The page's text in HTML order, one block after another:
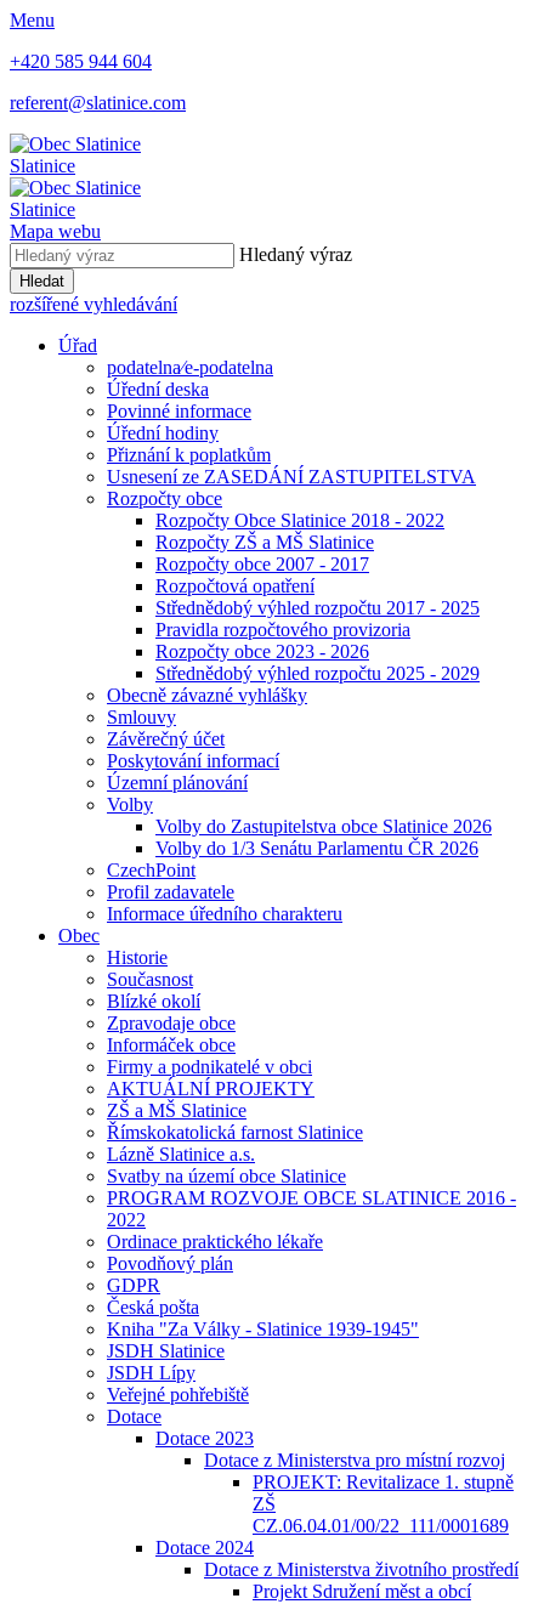
Menu
+420 585 944 604
referent@slatinice.com
Slatinice
Slatinice
Mapa webu
Hledaný výraz
Hledat
rozšířené vyhledávání
Úřad
podatelna⁄e-podatelna
Úřední deska
Povinné informace
Úřední hodiny
Přiznání k poplatkům
Usnesení ze ZASEDÁNÍ ZASTUPITELSTVA
Rozpočty obce
Rozpočty Obce Slatinice 2018 - 2022
Rozpočty ZŠ a MŠ Slatinice
Rozpočty obce 2007 - 2017
Rozpočtová opatření
Střednědobý výhled rozpočtu 2017 - 2025
Pravidla rozpočtového provizoria
Rozpočty obce 2023 - 2026
Střednědobý výhled rozpočtu 2025 - 2029
Obecně závazné vyhlášky
Smlouvy
Závěrečný účet
Poskytování informací
Územní plánování
Volby
Volby do Zastupitelstva obce Slatinice 2026
Volby do 1/3 Senátu Parlamentu ČR 2026
CzechPoint
Profil zadavatele
Informace úředního charakteru
Obec
Historie
Současnost
Blízké okolí
Zpravodaje obce
Informáček obce
Firmy a podnikatelé v obci
AKTUÁLNÍ PROJEKTY
ZŠ a MŠ Slatinice
Římskokatolická farnost Slatinice
Lázně Slatinice a.s.
Svatby na území obce Slatinice
PROGRAM ROZVOJE OBCE SLATINICE 2016 -
2022
Ordinace praktického lékaře
Povodňový plán
GDPR
Česká pošta
Kniha "Za Války - Slatinice 1939-1945"
JSDH Slatinice
JSDH Lípy
Veřejné pohřebiště
Dotace
Dotace 2023
Dotace z Ministerstva pro místní rozvoj
PROJEKT: Revitalizace 1. stupně
ZŠ
CZ.06.04.01/00/22_111/0001689
Dotace 2024
Dotace z Ministerstva životního prostředí
Projekt Sdružení měst a obcí